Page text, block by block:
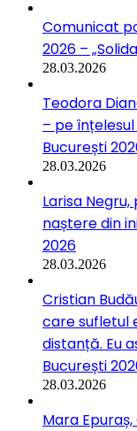
Comunicat
2026 –
28.03.2026
Teodora
– pe
București
28.03.2026
Larisa
naștere din
2026
28.03.2026
Cristian
care sufletul
distanță. Eu
București
28.03.2026
Mara